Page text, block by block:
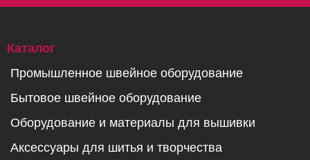
Каталог
Промышленное швейное оборудование
Бытовое швейное оборудование
Оборудование и материалы для вышивки
Аксессуары для шитья и творчества